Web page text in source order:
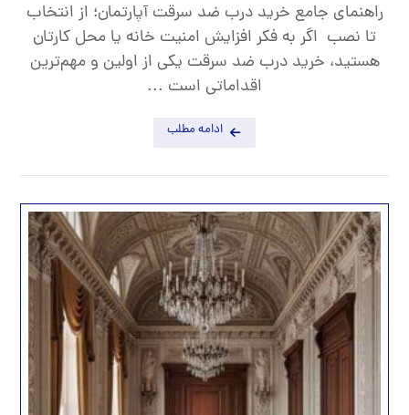
راهنمای جامع خرید درب ضد سرقت آپارتمان؛ از انتخاب
تا نصب اگر به فکر افزایش امنیت خانه یا محل کارتان
هستید، خرید درب ضد سرقت یکی از اولین و مهم‌ترین
اقداماتی است ...
ادامه مطلب